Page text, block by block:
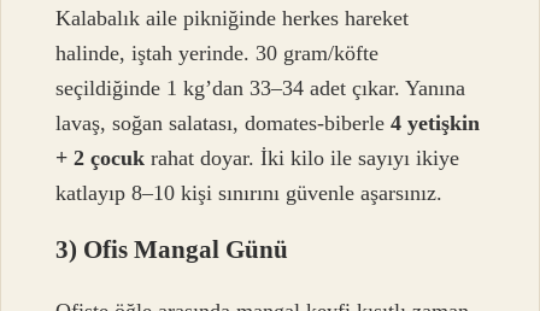
Kalabalık aile pikniğinde herkes hareket
halinde, iştah yerinde. 30 gram/köfte
seçildiğinde 1 kg’dan 33–34 adet çıkar. Yanına
lavaş, soğan salatası, domates-biberle4 yetişkin
+ 2 çocuk rahat doyar. İki kilo ile sayıyı ikiye
katlayıp 8–10 kişi sınırını güvenle aşarsınız.
3) Ofis Mangal Günü